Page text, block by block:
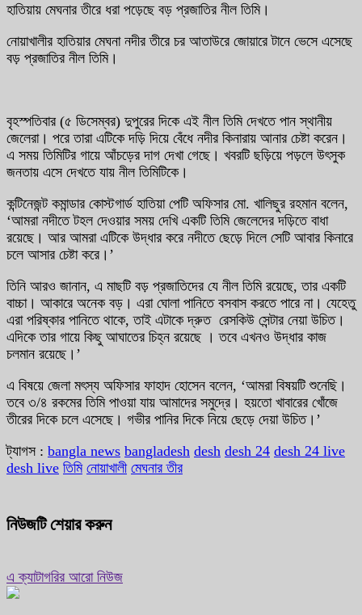
হাতিয়ায় মেঘনার তীরে ধরা পড়েছে বড় প্রজাতির নীল তিমি।
নোয়াখালীর হাতিয়ার মেঘনা নদীর তীরে চর আতাউরে জোয়ারে টানে ভেসে এসেছে
বড় প্রজাতির নীল তিমি।
বৃহস্পতিবার (৫ ডিসেম্বর) দুপুরের দিকে এই নীল তিমি দেখতে পান স্থানীয়
জেলেরা। পরে তারা এটিকে দড়ি দিয়ে বেঁধে নদীর কিনারায় আনার চেষ্টা করেন।
এ সময় তিমিটির গায়ে আঁচড়ের দাগ দেখা গেছে। খবরটি ছড়িয়ে পড়লে উৎসুক
জনতায় এসে দেখতে যায় নীল তিমিটিকে।
কন্টিনেজন্ট কমান্ডার কোস্টগার্ড হাতিয়া পেটি অফিসার মো. খালিছুর রহমান বলেন,
‘আমরা নদীতে টহল দেওয়ার সময় দেখি একটি তিমি জেলেদের দড়িতে বাধা
রয়েছে। আর আমরা এটিকে উদ্ধার করে নদীতে ছেড়ে দিলে সেটি আবার কিনারে
চলে আসার চেষ্টা করে।’
তিনি আরও জানান, এ মাছটি বড় প্রজাতিদের যে নীল তিমি রয়েছে, তার একটি
বাচ্চা। আকারে অনেক বড়। এরা ঘোলা পানিতে বসবাস করতে পারে না। যেহেতু
এরা পরিষ্কার পানিতে থাকে, তাই এটাকে দ্রুত রেসকিউ সেন্টার নেয়া উচিত।
এদিকে তার গায়ে কিছু আঘাতের চিহ্ন রয়েছে । তবে এখনও উদ্ধার কাজ
চলমান রয়েছে।’
এ বিষয়ে জেলা মৎস্য অফিসার ফাহাদ হোসেন বলেন, ‘আমরা বিষয়টি শুনেছি।
তবে ৩/৪ রকমের তিমি পাওয়া যায় আমাদের সমুদ্রে। হয়তো খাবারের খোঁজে
তীরের দিকে চলে এসেছে। গভীর পানির দিকে নিয়ে ছেড়ে দেয়া উচিত।’
ট্যাগস : bangla news bangladesh desh desh 24 desh 24 live
desh live তিমি নোয়াখালী মেঘনার তীর
নিউজটি শেয়ার করুন
এ ক্যাটাগরির আরো নিউজ